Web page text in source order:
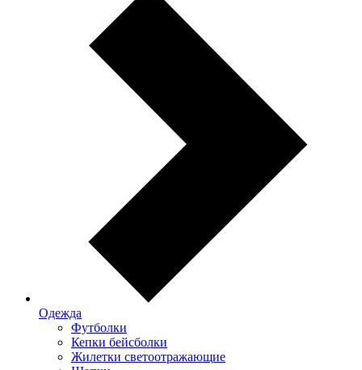
Одежда
Футболки
Кепки бейсболки
Жилетки светоотражающие